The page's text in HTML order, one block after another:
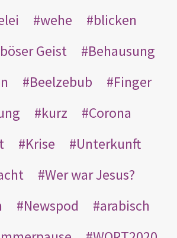
wehe
blicken
böser Geist
Behausung
Beelzebub
Finger
kurz
Corona
Krise
Unterkunft
Wer war Jesus?
Newspod
arabisch